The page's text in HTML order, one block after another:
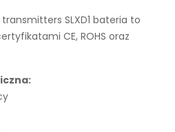
SLXD1 bateria to
CE, ROHS oraz